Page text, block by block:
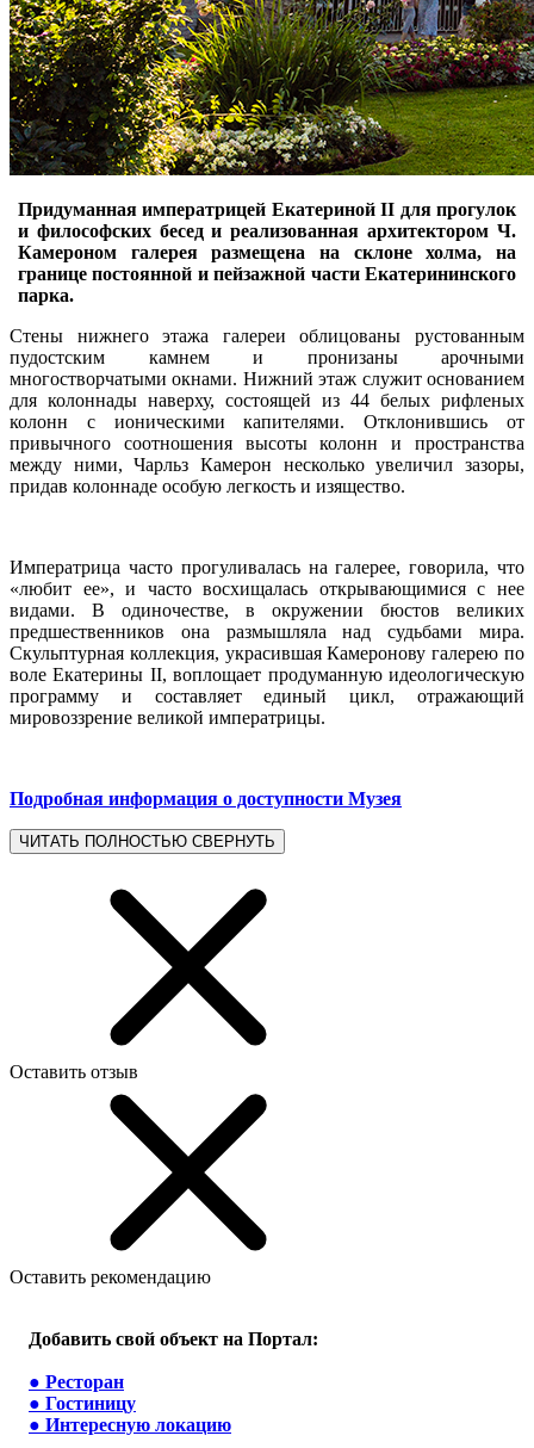
Придуманная императрицей Екатериной II для прогулок
и философских бесед и реализованная архитектором Ч.
Камероном галерея размещена на склоне холма, на
границе постоянной и пейзажной части Екатерининского
парка.
Стены нижнего этажа галереи облицованы рустованным
пудостским камнем и пронизаны арочными
многостворчатыми окнами. Нижний этаж служит основанием
для колоннады наверху, состоящей из 44 белых рифленых
колонн с ионическими капителями. Отклонившись от
привычного соотношения высоты колонн и пространства
между ними, Чарльз Камерон несколько увеличил зазоры,
придав колоннаде особую легкость и изящество.
Императрица часто прогуливалась на галерее, говорила, что
«любит ее», и часто восхищалась открывающимися с нее
видами. В одиночестве, в окружении бюстов великих
предшественников она размышляла над судьбами мира.
Скульптурная коллекция, украсившая Камеронову галерею по
воле Екатерины II, воплощает продуманную идеологическую
программу и составляет единый цикл, отражающий
мировоззрение великой императрицы.
Подробная информация о доступности Музея
ЧИТАТЬ ПОЛНОСТЬЮ СВЕРНУТЬ
Оставить отзыв
Оставить рекомендацию
Добавить свой объект на Портал:
● Ресторан
● Гостиницу
● Интересную локацию